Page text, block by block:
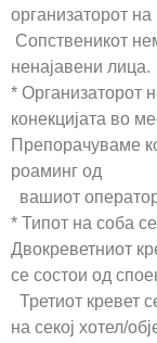
организаторот
Сопственикот
ненајавени лица.
* Организаторот
конекцијата во
Препорачуваме
роаминг од
вашиот
* Типот на соба
Двокреветниот
се состои од
Третиот кревет
на секој хотел/